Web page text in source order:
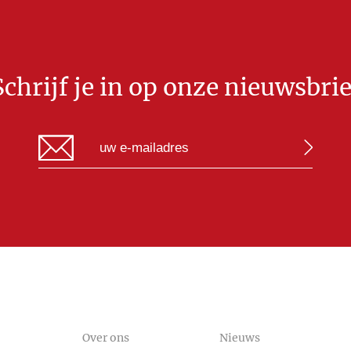
je in op onze
Over ons Nieuws